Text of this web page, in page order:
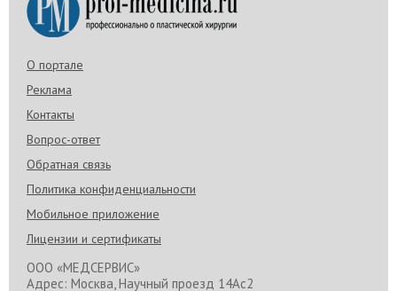
О портале
Реклама
Контакты
Вопрос-ответ
Обратная связь
Политика конфиденциальности
Мобильное приложение
Лицензии и сертификаты
ООО «МЕДСЕРВИС»
Адрес: Москва, Научный проезд 14Ас2